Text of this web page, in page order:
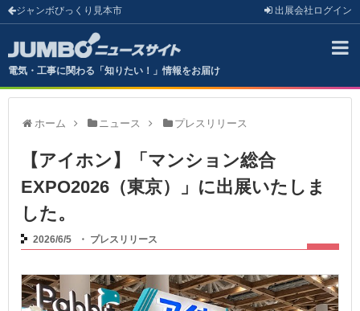
ジャンボびっくり見本市 出展会社 ログイン
電気・工事に関わる「知りたい！」情報をお届け
ホーム ニュース プレスリリース
【アイホン】「マンション総合
EXPO2026（東京）」に出展いたしま
した。
2026/6/5 ・ プレスリリース